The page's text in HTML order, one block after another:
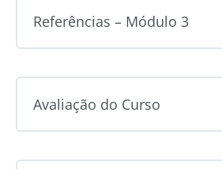
Referências – Módulo 3
Avaliação do Curso